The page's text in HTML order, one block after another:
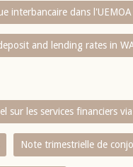
interbancaire dans l'UEMOA
and lending rates in
sur les services financiers
Note trimestrielle de